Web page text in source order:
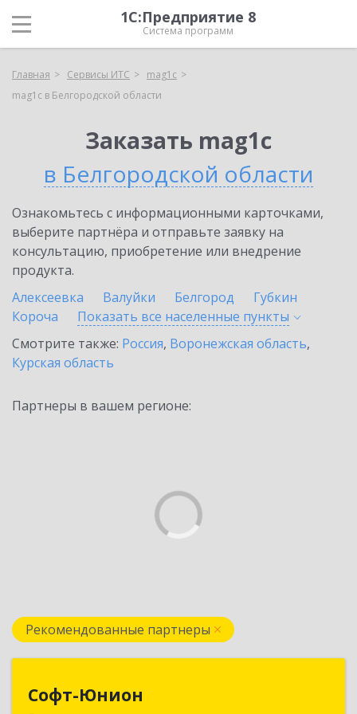
1С:Предприятие 8
Система программ
Главная Сервисы ИТС
mag1c
mag1c в Белгородской области
Заказать mag1c
в Белгородской области
Ознакомьтесь с информационными карточками,
выберите партнёра и отправьте заявку на
консультацию, приобретение или внедрение
продукта.
Алексеевка
Валуйки Белгород
Губкин
Короча
Показать все населенные пункты
Смотрите также: Россия, Воронежская область,
Курская область
Партнеры в вашем регионе:
Рекомендованные партнеры
Софт-Юнион